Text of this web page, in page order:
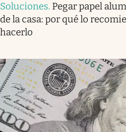
Soluciones. Pegar papel
de la casa: por qué lo
hacerlo